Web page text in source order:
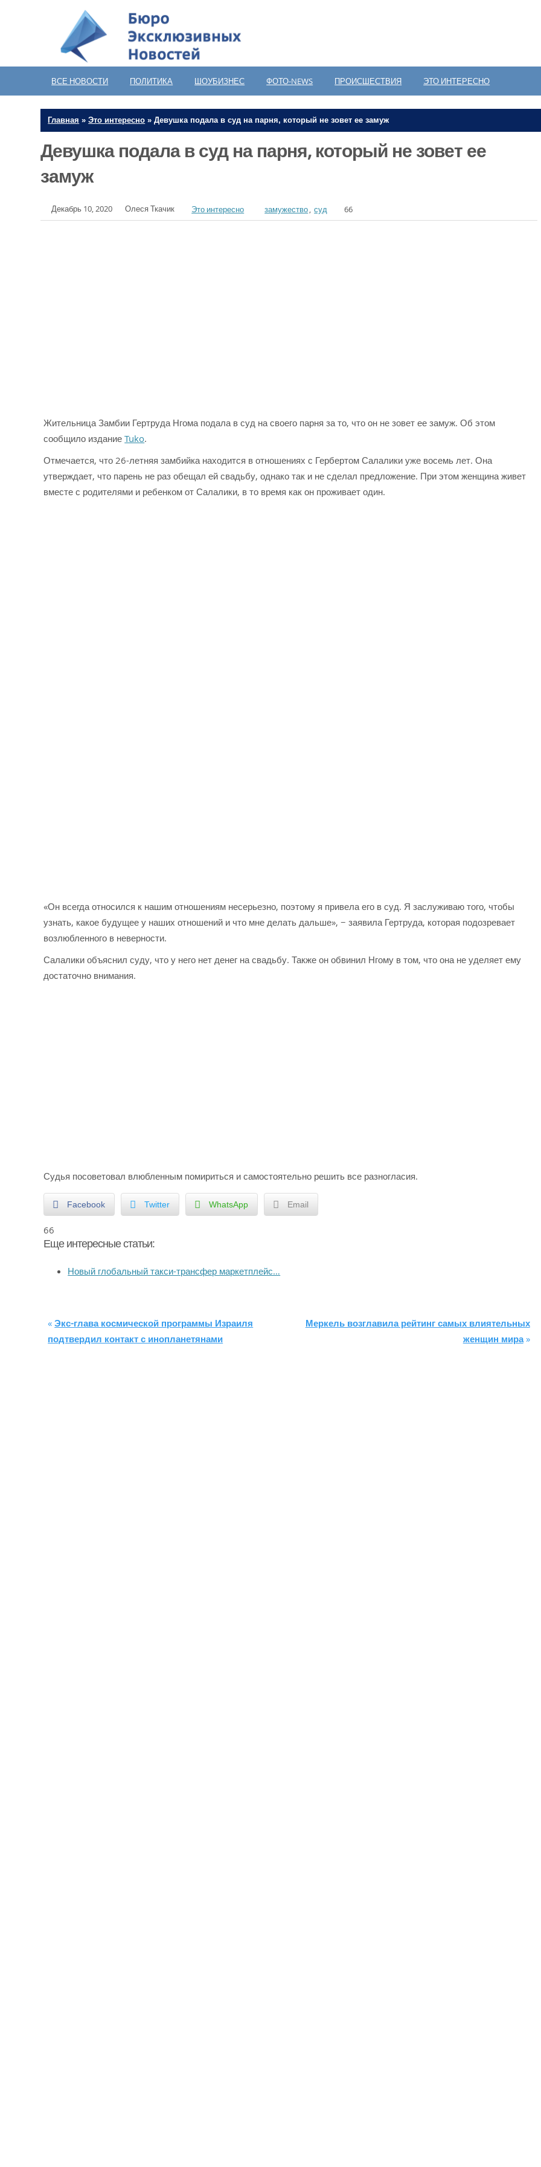
ВСЕ НОВОСТИ ПОЛИТИКА ШОУБИЗНЕС ФОТО-NEWS ПРОИСШЕСТВИЯ ЭТО ИНТЕРЕСНО
Главная »Это интересно »Девушка подала в суд на парня, который не зовет ее замуж
Девушка подала в суд на парня, который не зовет ее
замуж
Декабрь 10, 2020 Олеся Ткачик Это интересно замужество, суд 66
Жительница Замбии Гертруда Нгома подала в суд на своего парня за то, что он не зовет ее замуж. Об этом
сообщило изданиеTuko.
Отмечается, что 26-летняя замбийка находится в отношениях с Гербертом Салалики уже восемь лет. Она
утверждает, что парень не раз обещал ей свадьбу, однако так и не сделал предложение. При этом женщина живет
вместе с родителями и ребенком от Салалики, в то время как он проживает один.
«Он всегда относился к нашим отношениям несерьезно, поэтому я привела его в суд. Я заслуживаю того, чтобы
узнать, какое будущее у наших отношений и что мне делать дальше», − заявила Гертруда, которая подозревает
возлюбленного в неверности.
Салалики объяснил суду, что у него нет денег на свадьбу. Также он обвинил Нгому в том, что она не уделяет ему
достаточно внимания.
Судья посоветовал влюбленным помириться и самостоятельно решить все разногласия.
Facebook Twitter WhatsApp Email
66
Еще интересные статьи:
Новый глобальный такси-трансфер маркетплейс…
«Экс-глава космической программы Израиля
подтвердил контакт с инопланетянами
Меркель возглавила рейтинг самых влиятельных
женщин мира»